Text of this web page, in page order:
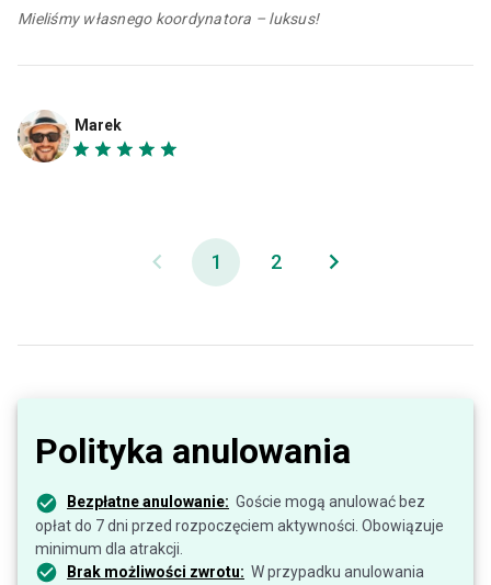
Mieliśmy własnego koordynatora – luksus!
Marek
1 2
Polityka anulowania
Bezpłatne anulowanie: Goście mogą anulować bez
opłat do 7 dni przed rozpoczęciem aktywności. Obowiązuje
minimum dla atrakcji.
Brak możliwości zwrotu: W przypadku anulowania